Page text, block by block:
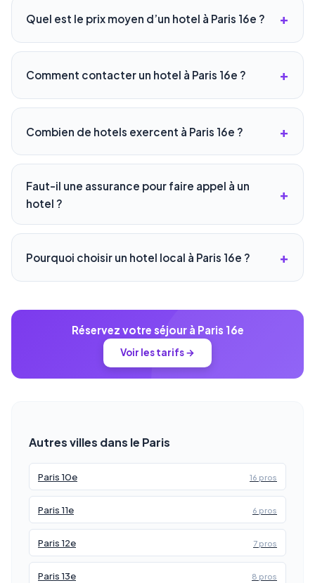
Quel est le prix moyen d’un hotel à Paris 16e ?
Comment contacter un hotel à Paris 16e ?
Combien de hotels exercent à Paris 16e ?
Faut-il une assurance pour faire appel à un
hotel ?
Pourquoi choisir un hotel local à Paris 16e ?
Réservez votre séjour à Paris 16e
Voir les tarifs →
Autres villes dans le Paris
Paris 10e 16 pros
Paris 11e 6 pros
Paris 12e 7 pros
Paris 13e 8 pros